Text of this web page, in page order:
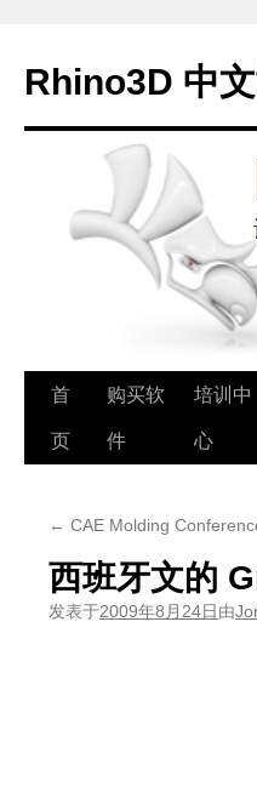
Rhino3D 中
跳
至
首
页
购买软
件
培训中
心
← CAE Molding
西班牙文的
发表于2009年8月24日由